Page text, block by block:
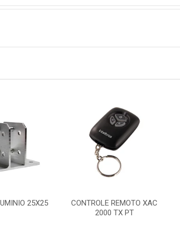
25X25
CONTROLE REMOTO XAC
2000 TX PT